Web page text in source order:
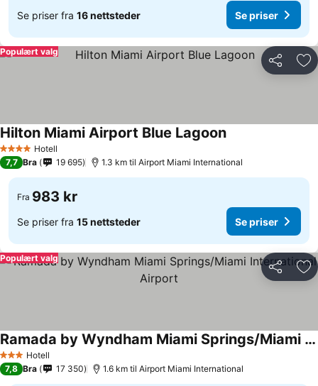
Se priser fra 16 nettsteder Se priser
Del
Populært valg
4 StjernerHotell
Hilton Miami Airport Blue Lagoon
7,7 Bra 19 695 1.3 km til Airport Miami International
Fra 983 kr
Se priser fra 15 nettsteder Se priser
Del
Populært valg
3 StjernerHotell
Ramada by Wyndham Miami Springs/Miami International Airport
7,8 Bra 17 350 1.6 km til Airport Miami International